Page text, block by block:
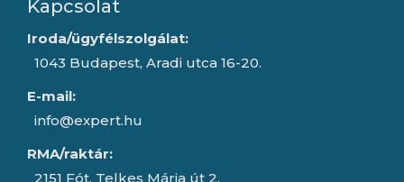
Kapcsolat
Iroda/ügyfélszolgálat:
1043 Budapest, Aradi utca 16-20.
E-mail:
info@expert.hu
RMA/raktár:
2151 Fót, Telkes Mária út 2.